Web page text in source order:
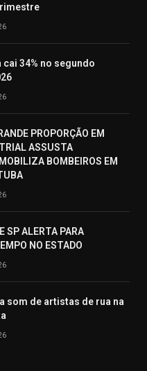
cai 34% no segundo
PROPORÇÃO EM
ASSUSTA
BOMBEIROS EM
SP ALERTA PARA
NO ESTADO
som de artistas de rua na